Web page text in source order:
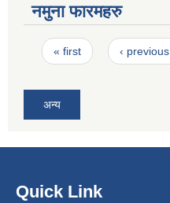
नमुना फारमहरु
Pages
« first ‹ previous
अन्य
Quick Link